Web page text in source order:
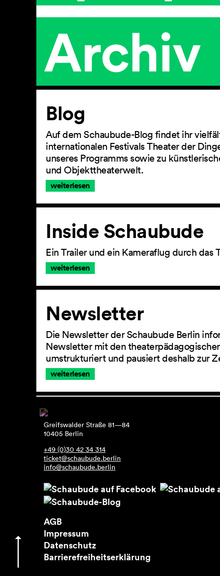
Archiv
Artikel
Blog
Auf dem Schaubude-Blog findet ihr
internationalen Festivals Theater der
unseres Programms sowie zu
und Objekttheaterwelt.
weiterlesen
Inside Schaubude
Ein Trailer und ein Kameraflug durch das
weiterlesen
Newsletter
Die Newsletter der Schaubude Berlin
Newsletter mit den
umstrukturiert und pausiert deshalb zur
weiterlesen
Greifswalder Straße 81—84
10405 Berlin
+49 (0)30 42 34 314
ticket@schaubude.berlin
info@schaubude.berlin
AGB
Impressum
Datenschutz
Barrierefreiheitserklärung